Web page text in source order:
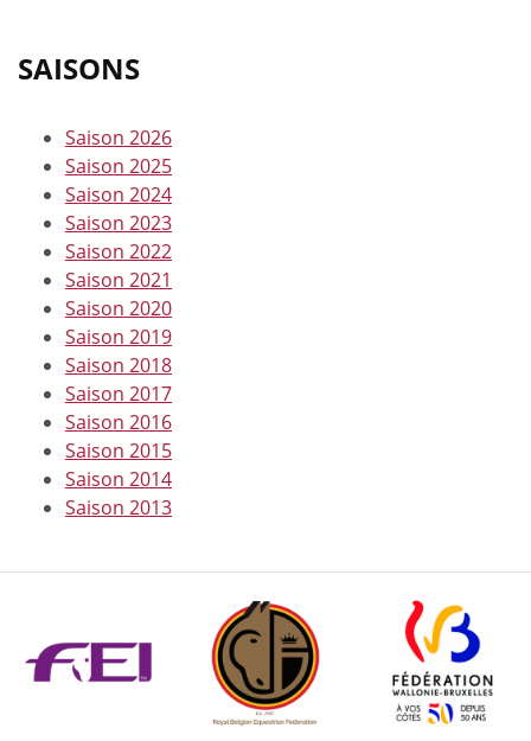
SAISONS
Saison 2026
Saison 2025
Saison 2024
Saison 2023
Saison 2022
Saison 2021
Saison 2020
Saison 2019
Saison 2018
Saison 2017
Saison 2016
Saison 2015
Saison 2014
Saison 2013